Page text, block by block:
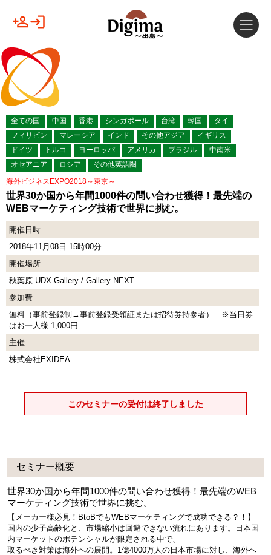
全ての国 中国 香港 シンガポール 台湾 韓国
タイ
フィリピン
マレーシア インド その他アジア
イギリス
ドイツ
トルコ ヨーロッパ アメリカ ブラジル
中南米
オセアニア
ロシア
その他英語圏
海外ビジネスEXPO2018～東京～
世界30か国から年間1000件の問い合わせ獲得！最先端の
WEBマーケティング技術で世界に挑む。
開催日時
2018年11月08日 15時00分
開催場所
秋葉原 UDX Gallery / Gallery NEXT
参加費
無料（事前登録制→事前登録受領証または招待券持参者） ※当日券
はお一人様 1,000円
主催
株式会社EXIDEA
このセミナーの受付は終了しました
セミナー概要
世界30か国から年間1000件の問い合わせ獲得！最先端のWEB
マーケティング技術で世界に挑む。
【メーカー様必見！BtoBでもWEBマーケティングで成功できる？！】
国内の少子高齢化と、市場縮小は回避できない流れにあります。日本国
内マーケットのポテンシャルが限定される中で、
取るべき対策は海外への展開。1億4000万人の日本市場に対し、海外へ